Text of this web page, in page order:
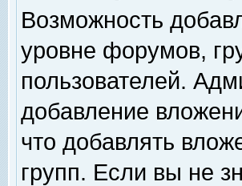
Возможность
уровне форумов,
пользователей.
добавление
что добавлять
групп. Если вы не